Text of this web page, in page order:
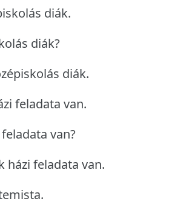
diák.
diák?
diák.
feladata van.
van?
házi feladata van.